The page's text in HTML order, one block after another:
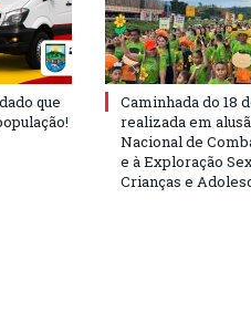
que
Caminhada do 18
realizada em
Nacional de
e à Exploração
Crianças e